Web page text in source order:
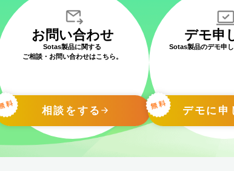
お問い合わせ
Sotas製品に関する
ご相談・お問い合わせはこちら。
相談をする
デモ申
Sotas製品のデモ申し
デモに申